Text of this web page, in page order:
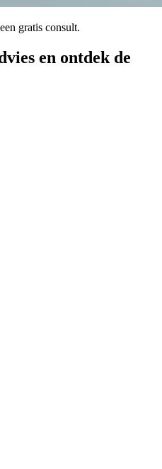
gratis consult.
en ontdek de